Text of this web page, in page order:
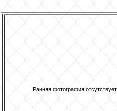
Ранняя фотография отсутствует